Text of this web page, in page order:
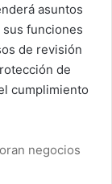
asuntos
funciones
de revisión
de
cumplimiento
negocios